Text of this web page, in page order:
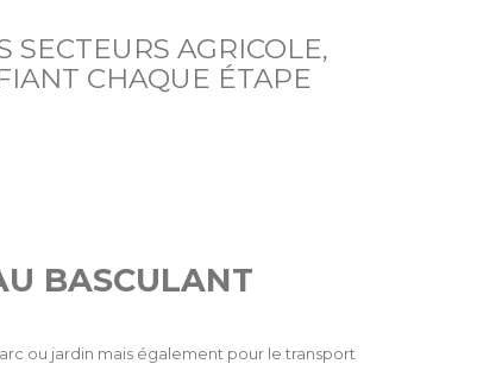
AGRICOLE,
CHAQUE ÉTAPE
BASCULANT
ou jardin mais également pour le transport